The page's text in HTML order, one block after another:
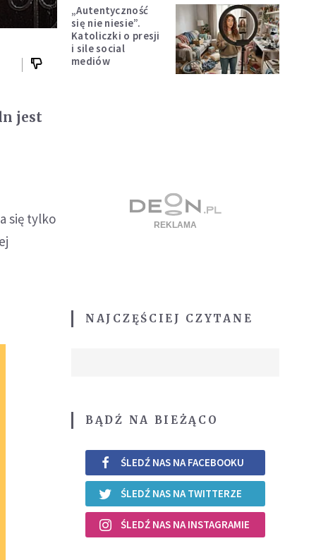
jest
się tylko
„Autentyczność
się nie niesie”.
Katoliczki o presji
i sile social
mediów
NAJCZĘŚCIEJ CZYTANE
BĄDŹ NA BIEŻĄCO
ŚLEDŹ NAS NA FACEBOOKU
ŚLEDŹ NAS NA TWITTERZE
ŚLEDŹ NAS NA INSTAGRAMIE